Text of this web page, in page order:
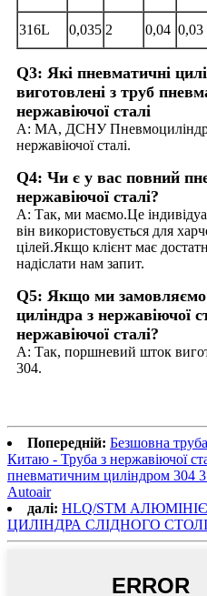
316L
0,035 2 0,04 0,03
Q3: Які пневматичні
виготовлені з труб
нержавіючої сталі
A: МА, ДСНУ Пневмоциліндр
нержавіючої сталі.
Q4: Чи є у вас повний
нержавіючої сталі?
A: Так, ми маємо.Це
він використовується для
цілей.Якщо клієнт має
надіслати нам запит.
Q5: Якщо ми замовляємо
циліндра з нержавіючої
нержавіючої сталі?
A: Так, поршневий шток
304.
Попередній: Безшовна
Китаю - Труба з нержавіючої
пневматичним циліндром 304
Autoair
далі: HLQ/STM
ЦИЛІНДРА СЛІДНОГО